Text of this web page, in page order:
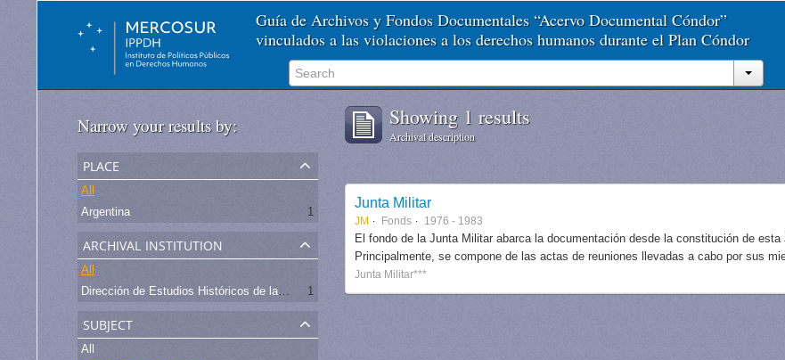
Guía de Archivos y Fondos Documentales “Acervo Documental Cóndor”
vinculados a las violaciones a los derechos humanos durante el Plan Cóndor
Narrow your results by:
place
All
Argentina
1
archival institution
All
Dirección de Estudios Históricos de la Fuerza Aérea
1
subject
All
Showing 1 results
Archival description
Junta Militar
JM Fonds 1976 - 1983
El fondo de la Junta Militar abarca la documentación desde la constitución de
Principalmente, se compone de las actas de reuniones llevadas a cabo por sus
Junta Militar***